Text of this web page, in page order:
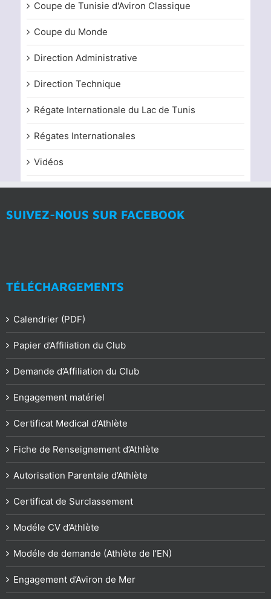
Coupe de Tunisie d'Aviron Classique
Coupe du Monde
Direction Administrative
Direction Technique
Régate Internationale du Lac de Tunis
Régates Internationales
Vidéos
SUIVEZ-NOUS SUR FACEBOOK
TÉLÉCHARGEMENTS
Calendrier (PDF)
Papier d’Affiliation du Club
Demande d’Affiliation du Club
Engagement matériel
Certificat Medical d’Athlète
Fiche de Renseignement d’Athlète
Autorisation Parentale d’Athlète
Certificat de Surclassement
Modéle CV d’Athlète
Modéle de demande (Athlète de l’EN)
Engagement d’Aviron de Mer